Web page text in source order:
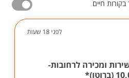
חיים
לפני 18 שעות
ומכירה לרחובות-